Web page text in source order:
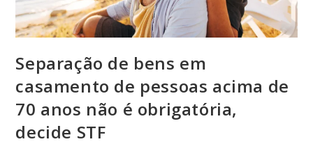
Separação de bens em
casamento de pessoas acima de
70 anos não é obrigatória,
decide STF